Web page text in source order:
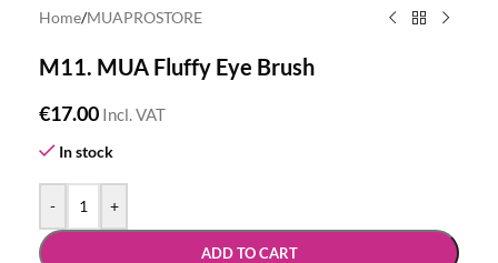
Home/MUAPROSTORE
M11. MUA Fluffy Eye Brush
€17.00 Incl. VAT
In stock
- +
ADD TO CART